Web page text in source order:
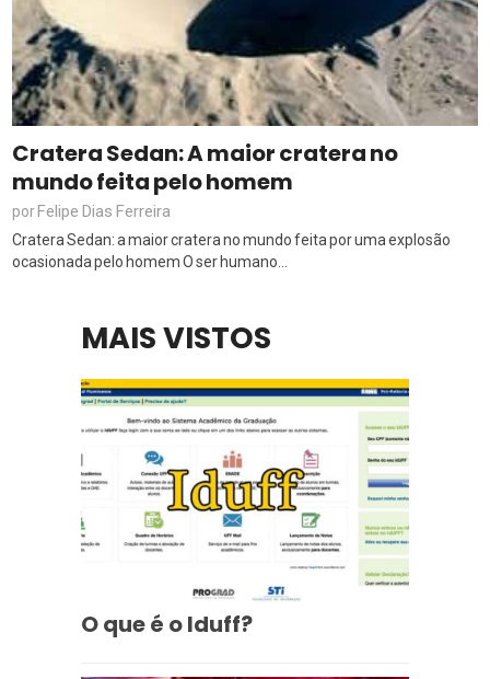
Cratera Sedan: A maior cratera no
mundo feita pelo homem
porFelipe Dias Ferreira
Cratera Sedan: a maior cratera no mundo feita por uma explosão
ocasionada pelo homem O ser humano...
MAIS VISTOS
O que é o Iduff?